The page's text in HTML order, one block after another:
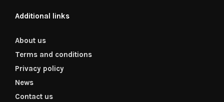
Additional links
About us
Terms and conditions
Privacy policy
News
Contact us